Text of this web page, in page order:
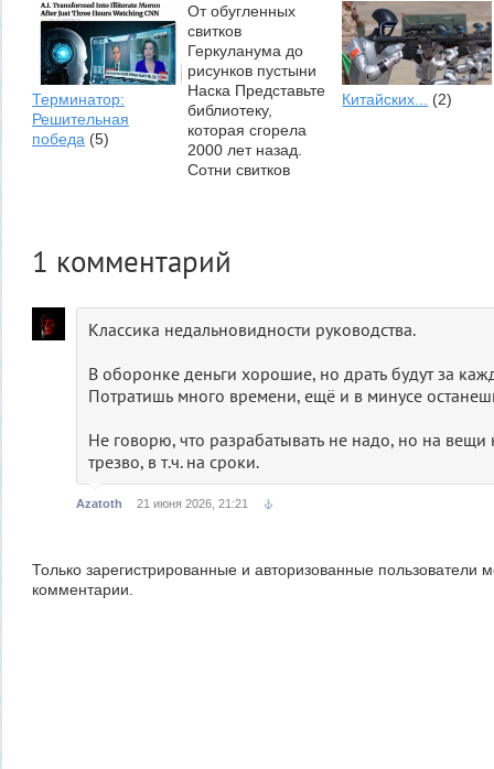
Терминатор:
Решительная
победа (5)
От обугленных
свитков
Геркуланума до
рисунков пустыни
Наска Представьте
библиотеку,
которая сгорела
2000 лет назад.
Сотни свитков
цилиндры, и
любая...
замечал,... (1)
Китайских... (2)
1 комментарий
Классика недальновидности руководства.
В оборонке деньги хорошие, но драть будут за
Потратишь много времени, ещё и в минусе
Не говорю, что разрабатывать не надо, но на вещи
трезво, в т.ч. на сроки.
Azatoth 21 июня 2026, 21:21
Только зарегистрированные и авторизованные пользователи
комментарии.